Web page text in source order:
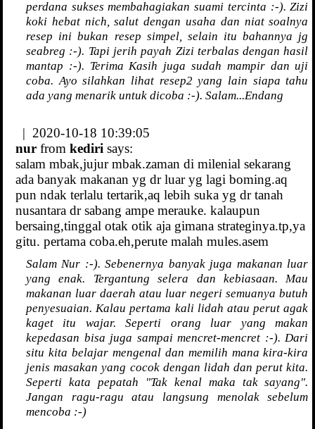
perdana sukses membahagiakan suami tercinta :-). Zizi
koki hebat nich, salut dengan usaha dan niat soalnya
resep ini bukan resep simpel, selain itu bahannya jg
seabreg :-). Tapi jerih payah Zizi terbalas dengan hasil
mantap :-). Terima Kasih juga sudah mampir dan uji
coba. Ayo silahkan lihat resep2 yang lain siapa tahu
ada yang menarik untuk dicoba :-). Salam...Endang
| 2020-10-18 10:39:05
nur from kediri says:
salam mbak,jujur mbak.zaman di milenial sekarang
ada banyak makanan yg dr luar yg lagi boming.aq
pun ndak terlalu tertarik,aq lebih suka yg dr tanah
nusantara dr sabang ampe merauke. kalaupun
bersaing,tinggal otak otik aja gimana strateginya.tp,ya
gitu. pertama coba.eh,perute malah mules.asem
Salam Nur :-). Sebenernya banyak juga makanan luar
yang enak. Tergantung selera dan kebiasaan. Mau
makanan luar daerah atau luar negeri semuanya butuh
penyesuaian. Kalau pertama kali lidah atau perut agak
kaget itu wajar. Seperti orang luar yang makan
kepedasan bisa juga sampai mencret-mencret :-). Dari
situ kita belajar mengenal dan memilih mana kira-kira
jenis masakan yang cocok dengan lidah dan perut kita.
Seperti kata pepatah "Tak kenal maka tak sayang".
Jangan ragu-ragu atau langsung menolak sebelum
mencoba :-)